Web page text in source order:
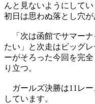
んと見ないようにして
初日は思わぬ落とし穴が
「次は函館でサマーナ
たい」と次走はビッグ
ーがそろった今回を完
り立つ。
ガールズ決勝は11レー
しています。